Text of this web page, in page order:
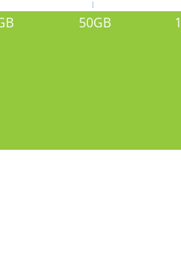
50GB